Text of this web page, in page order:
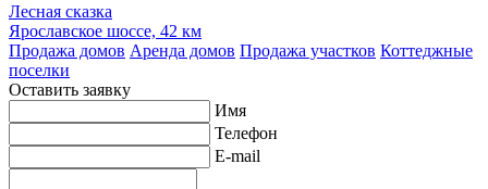
Лесная сказка
Ярославское шоссе, 42 км
Продажа домов Аренда домов Продажа участков Коттеджные
поселки
Оставить заявку
Имя
Телефон
E-mail